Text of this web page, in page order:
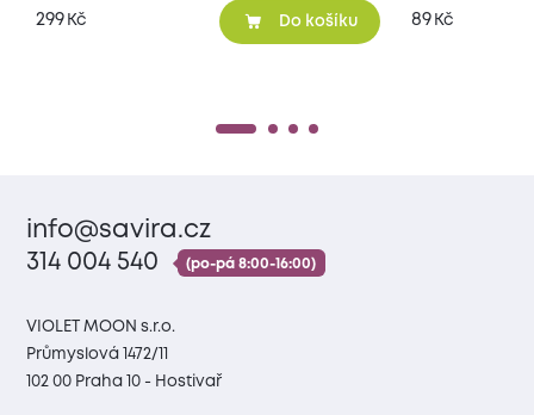
299 Kč Do košíku 89 Kč
info@savira.cz
314 004 540
(po-pá 8:00-16:00)
VIOLET MOON s.r.o.
Průmyslová 1472/11
102 00 Praha 10 - Hostivař